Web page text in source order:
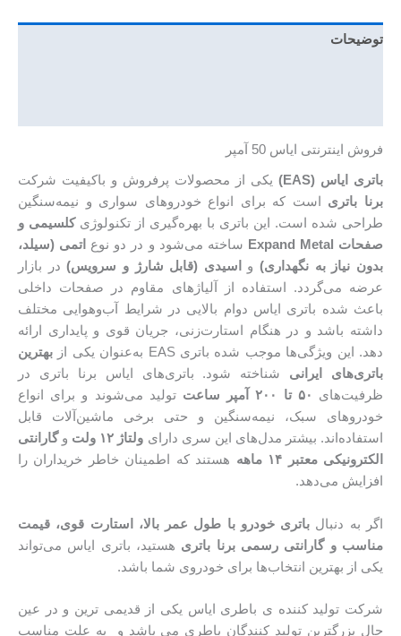
توضیحات
فروش اینترنتی ایاس 50 آمپر
باتری ایاس (EAS)
یکی از محصولات پرفروش و باکیفیت شرکت
برنا باتری است که برای انواع خودروهای سواری و نیمه‌سنگین
طراحی شده است. این باتری با بهره‌گیری از تکنولوژیکلسیمی و
صفحات Expand Metal
ساخته می‌شود و در دو نوع اتمی (سیلد،
بدون نیاز به نگهداری)و اسیدی (قابل شارژ و سرویس)در بازار
عرضه می‌گردد. استفاده از آلیاژهای مقاوم در صفحات داخلی
باعث شده باتری ایاس دوام بالایی در شرایط آب‌و‌هوایی مختلف
داشته باشد و در هنگام استارت‌زنی، جریان قوی و پایداری ارائه
دهد. این ویژگی‌ها موجب شده باتری EAS به‌عنوان یکی از
بهترین
باتری‌های ایرانی شناخته شود. باتری‌های ایاس برنا باتری در
ظرفیت‌های
۵۰ تا ۲۰۰ آمپر ساعت
تولید می‌شوند و برای انواع
خودروهای سبک، نیمه‌سنگین و حتی برخی ماشین‌آلات قابل
استفاده‌اند. بیشتر مدل‌های این سری دارای ولتاژ ۱۲ ولت وگارانتی
الکترونیکی معتبر ۱۴ ماهه
هستند که اطمینان خاطر خریداران را
افزایش می‌دهد.
اگر به دنبال باتری خودرو با طول عمر بالا، استارت قوی، قیمت
مناسب و گارانتی رسمی برنا باتری هستید، باتری ایاس می‌تواند
یکی از بهترین انتخاب‌ها برای خودروی شما باشد.
شرکت تولید کننده ی باطری ایاس یکی از قدیمی ترین و در عین
حال بزرگترین تولید کنندگان باطری می باشد و به علت مناسب